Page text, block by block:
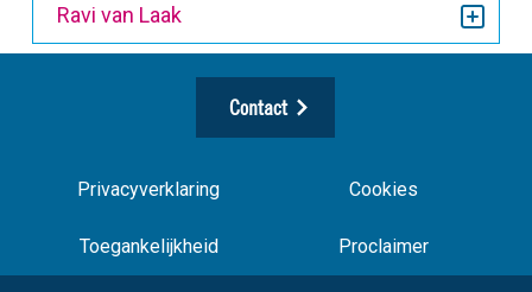
Ravi van Laak
Contact
Privacyverklaring Cookies
Toegankelijkheid Proclaimer